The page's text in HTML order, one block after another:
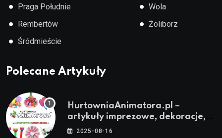
● Praga Południe
● Rembertów
● Śródmieście
● Wola
● Żoliborz
Polecane Artykuły
HurtowniaAnimatora.pl –
artykuły imprezowe, dekoracje,
stroje i akcesoria dla animatorów
2025-08-16